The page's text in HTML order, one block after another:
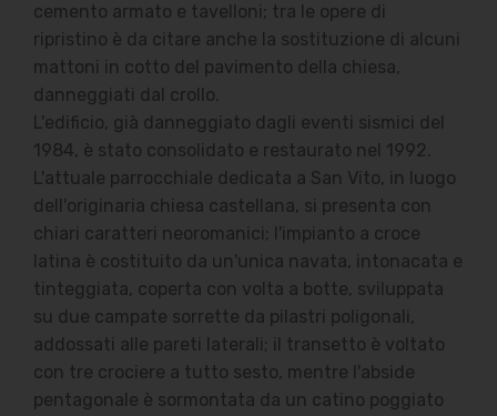
cemento armato e tavelloni; tra le opere di
ripristino è da citare anche la sostituzione di alcuni
mattoni in cotto del pavimento della chiesa,
danneggiati dal crollo.
L'edificio, già danneggiato dagli eventi sismici del
1984, è stato consolidato e restaurato nel 1992.
L'attuale parrocchiale dedicata a San Vito, in luogo
dell'originaria chiesa castellana, si presenta con
chiari caratteri neoromanici; l'impianto a croce
latina è costituito da un'unica navata, intonacata e
tinteggiata, coperta con volta a botte, sviluppata
su due campate sorrette da pilastri poligonali,
addossati alle pareti laterali; il transetto è voltato
con tre crociere a tutto sesto, mentre l'abside
pentagonale è sormontata da un catino poggiato